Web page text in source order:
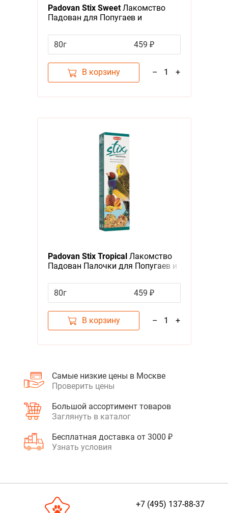
Padovan Stix SweetЛакомство
Падован для Попугаев и
Яйцо
80г 459 ₽
В корзину – 1 +
Padovan Stix TropicalЛакомство
Падован Палочки для Попугаев и
80г
459 ₽
В корзину – 1 +
Самые низкие цены в Москве
Проверить цены
Большой ассортимент товаров
Заглянуть в каталог
Бесплатная доставка от 3000 ₽
Узнать условия
+7 (495) 137-88-37